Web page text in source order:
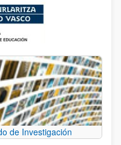
de Investigación